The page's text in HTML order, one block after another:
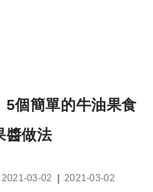
5個簡單的牛油果食
醬做法
Post
2021-03-02
Post
2021-03-02